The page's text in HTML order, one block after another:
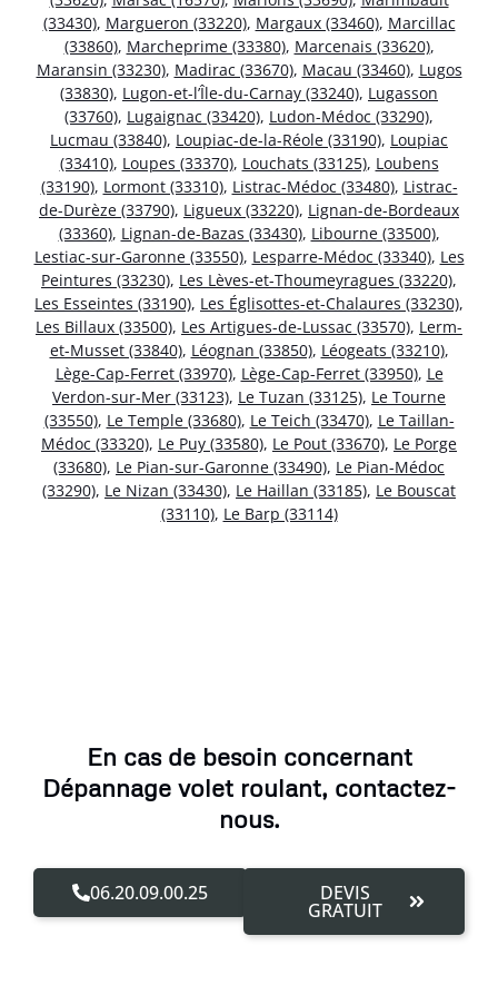
(33430), Margueron (33220), Margaux (33460), Marcillac
(33860), Marcheprime (33380), Marcenais (33620),
Maransin (33230), Madirac (33670), Macau (33460), Lugos
(33830), Lugon-et-l’Île-du-Carnay (33240), Lugasson
(33760), Lugaignac (33420), Ludon-Médoc (33290),
Lucmau (33840), Loupiac-de-la-Réole (33190), Loupiac
(33410), Loupes (33370), Louchats (33125), Loubens
(33190), Lormont (33310), Listrac-Médoc (33480), Listrac-
de-Durèze (33790), Ligueux (33220), Lignan-de-Bordeaux
(33360), Lignan-de-Bazas (33430), Libourne (33500),
Lestiac-sur-Garonne (33550), Lesparre-Médoc (33340), Les
Peintures (33230), Les Lèves-et-Thoumeyragues (33220),
Les Esseintes (33190), Les Églisottes-et-Chalaures (33230),
Les Billaux (33500), Les Artigues-de-Lussac (33570), Lerm-
et-Musset (33840), Léognan (33850), Léogeats (33210),
Lège-Cap-Ferret (33970), Lège-Cap-Ferret (33950), Le
Verdon-sur-Mer (33123), Le Tuzan (33125), Le Tourne
(33550), Le Temple (33680), Le Teich (33470), Le Taillan-
Médoc (33320), Le Puy (33580), Le Pout (33670), Le Porge
(33680), Le Pian-sur-Garonne (33490), Le Pian-Médoc
(33290), Le Nizan (33430), Le Haillan (33185), Le Bouscat
(33110), Le Barp (33114)
En cas de besoin concernant
Dépannage volet roulant, contactez-
nous.
06.20.09.00.25 DEVIS
GRATUIT